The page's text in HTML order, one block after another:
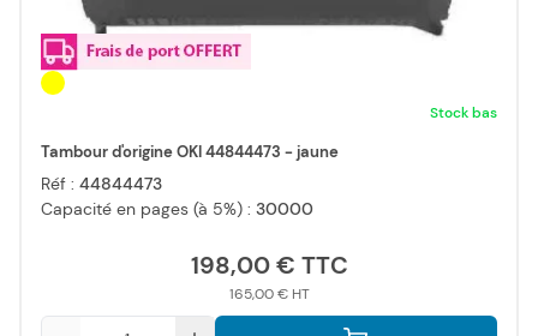
Stock bas
Tambour d'origine OKI 44844473 - jaune
Réf : 44844473
Capacité en pages (à 5%) : 30000
198,00 €
165,00 €